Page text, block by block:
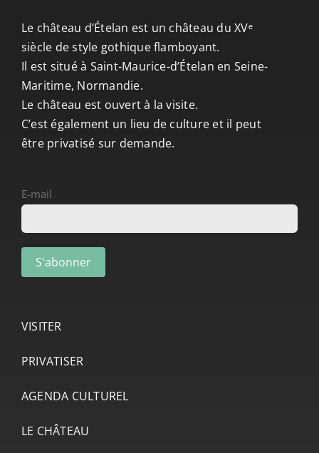
Le château d’Ételan est un château du XVᵉ
siècle de style gothique flamboyant.
Il est situé à Saint-Maurice-d’Ételan en Seine-
Maritime, Normandie.
Le château est ouvert à la visite.
C’est également un lieu de culture et il peut
être privatisé sur demande.
E-mail
VISITER
PRIVATISER
AGENDA CULTUREL
LE CHÂTEAU